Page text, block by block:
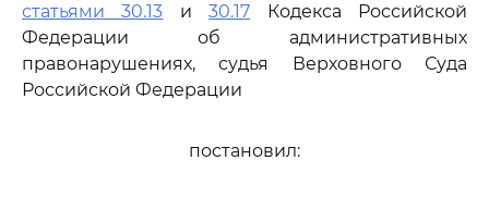
статьями 30.13 и30.17 Кодекса Российской
Федерации об административных
правонарушениях, судья Верховного Суда
Российской Федерации
постановил: